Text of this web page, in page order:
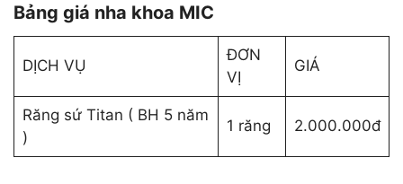
Bảng giá nha khoa MIC
DỊCH VỤ
ĐƠN
VỊ
GIÁ
Răng sứ Titan ( BH 5 năm
)
1 răng 2.000.000đ